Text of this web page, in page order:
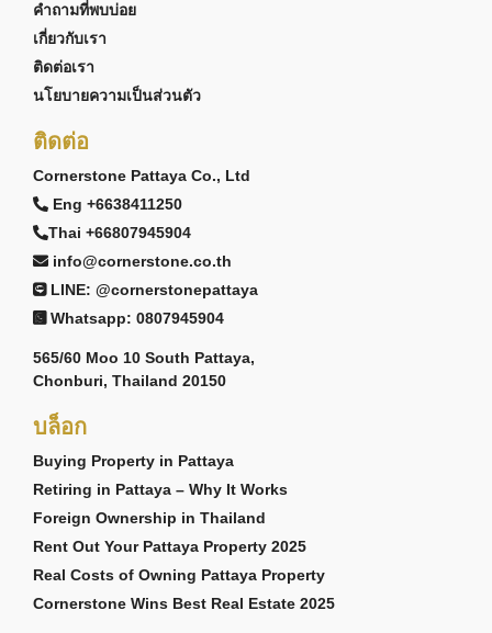
คำถามที่พบบ่อย
เกี่ยวกับเรา
ติดต่อเรา
นโยบายความเป็นส่วนตัว
ติดต่อ
Cornerstone Pattaya Co., Ltd
Eng +6638411250
Thai +66807945904
info@cornerstone.co.th
LINE: @cornerstonepattaya
Whatsapp: 0807945904
565/60 Moo 10 South Pattaya,
Chonburi, Thailand 20150
บล็อก
Buying Property in Pattaya
Retiring in Pattaya – Why It Works
Foreign Ownership in Thailand
Rent Out Your Pattaya Property 2025
Real Costs of Owning Pattaya Property
Cornerstone Wins Best Real Estate 2025